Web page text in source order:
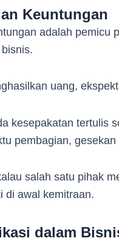
Keuntungan
adalah pemicu
uang,
kesepakatan tertulis
pembagian,
salah satu pihak
di awal kemitraan.
dalam